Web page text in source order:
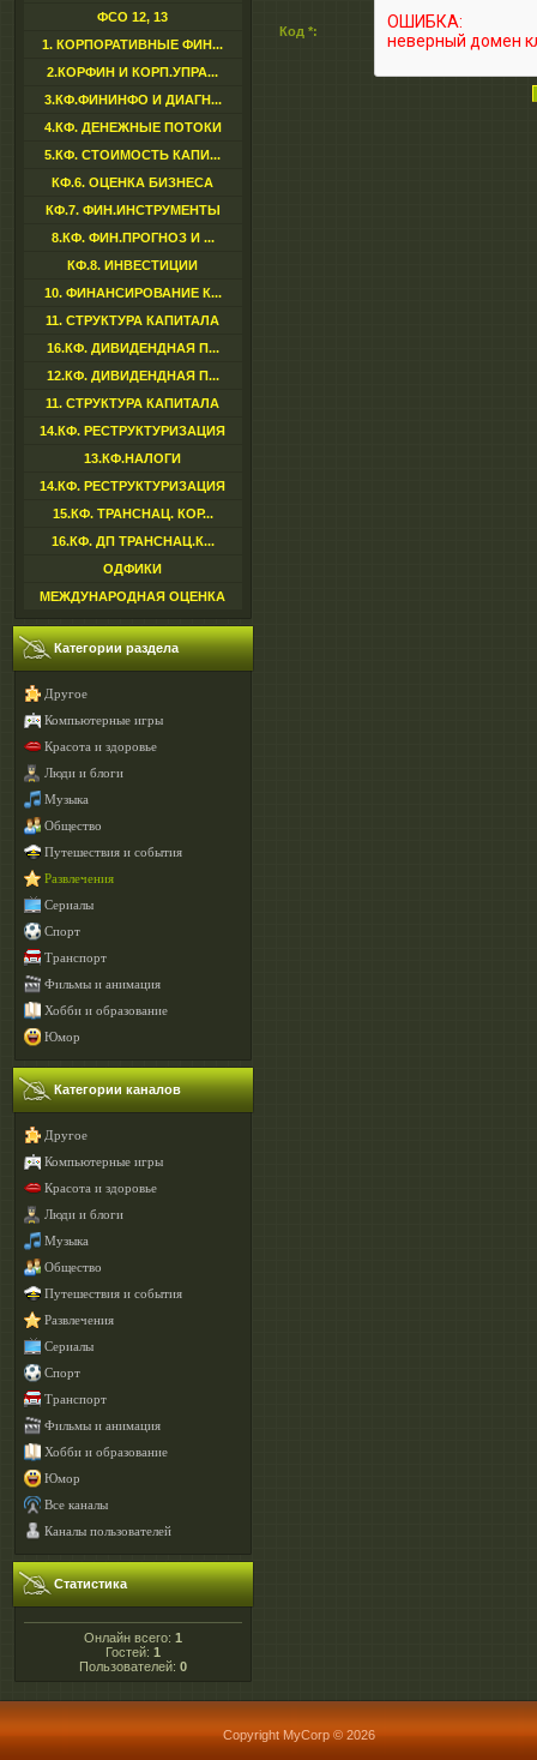
ФСО 12, 13
1. КОРПОРАТИВНЫЕ ФИН...
2.КОРФИН И КОРП.УПРА...
3.КФ.ФИНИНФО И ДИАГН...
4.КФ. ДЕНЕЖНЫЕ ПОТОКИ
5.КФ. СТОИМОСТЬ КАПИ...
КФ.6. ОЦЕНКА БИЗНЕСА
КФ.7. ФИН.ИНСТРУМЕНТЫ
8.КФ. ФИН.ПРОГНОЗ И ...
КФ.8. ИНВЕСТИЦИИ
10. ФИНАНСИРОВАНИЕ К...
11. СТРУКТУРА КАПИТАЛА
16.КФ. ДИВИДЕНДНАЯ П...
12.КФ. ДИВИДЕНДНАЯ П...
11. СТРУКТУРА КАПИТАЛА
14.КФ. РЕСТРУКТУРИЗАЦИЯ
13.КФ.НАЛОГИ
14.КФ. РЕСТРУКТУРИЗАЦИЯ
15.КФ. ТРАНСНАЦ. КОР...
16.КФ. ДП ТРАНСНАЦ.К...
ОДФИКИ
МЕЖДУНАРОДНАЯ ОЦЕНКА
Категории раздела
Другое
Компьютерные игры
Красота и здоровье
Люди и блоги
Музыка
Общество
Путешествия и события
Развлечения
Сериалы
Спорт
Транспорт
Фильмы и анимация
Хобби и образование
Юмор
Категории каналов
Другое
Компьютерные игры
Красота и здоровье
Люди и блоги
Музыка
Общество
Путешествия и события
Развлечения
Сериалы
Спорт
Транспорт
Фильмы и анимация
Хобби и образование
Юмор
Все каналы
Каналы пользователей
Статистика
Онлайн всего: 1
Гостей: 1
Пользователей: 0
Код *:
Copyright MyCorp © 2026